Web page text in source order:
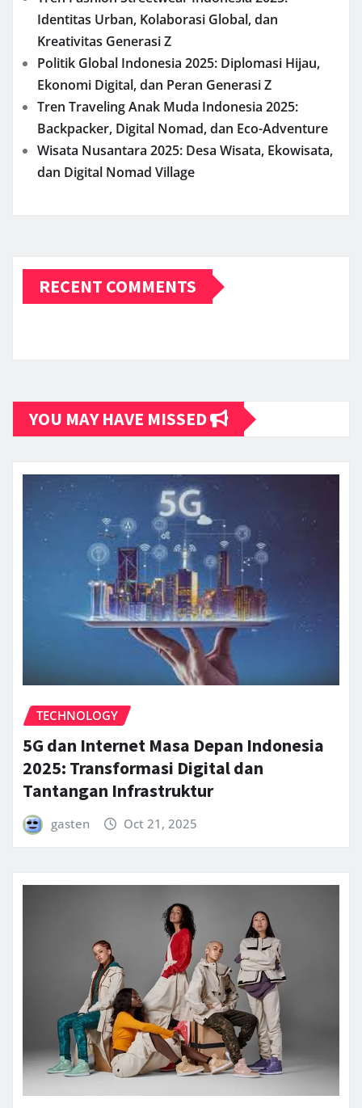
Identitas Urban, Kolaborasi Global, dan
Kreativitas Generasi Z
Politik Global Indonesia 2025: Diplomasi Hijau,
Ekonomi Digital, dan Peran Generasi Z
Tren Traveling Anak Muda Indonesia 2025:
Backpacker, Digital Nomad, dan Eco-Adventure
Wisata Nusantara 2025: Desa Wisata, Ekowisata,
dan Digital Nomad Village
RECENT COMMENTS
YOU MAY HAVE MISSED
TECHNOLOGY
5G dan Internet Masa Depan Indonesia
2025: Transformasi Digital dan
Tantangan Infrastruktur
gasten Oct 21, 2025